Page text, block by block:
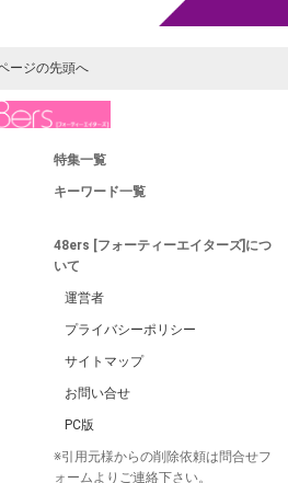
ージの先頭へ
特集一覧
キーワード一覧
48ers [フォーティーエイターズ]につ
いて
運営者
プライバシーポリシー
サイトマップ
お問い合せ
PC版
※引用元様からの削除依頼は問合せフ
ォームよりご連絡下さい。